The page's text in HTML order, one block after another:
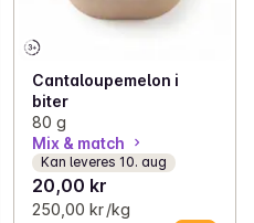
(36)
(93)
(120)
Cantaloupemelon i
biter
80 g
Mix & match
Kan leveres 10. aug
20,00 kr
250,00 kr /kg